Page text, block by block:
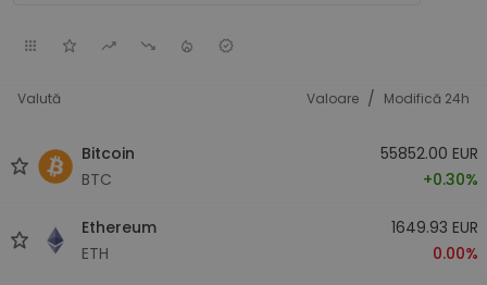
Valută Valoare / Modifică 24h
Bitcoin
BTC
55852.00 EUR
+0.30%
Ethereum
ETH
1649.93 EUR
0.00%